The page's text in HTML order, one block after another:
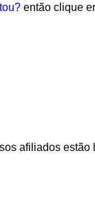
então clique
afiliados